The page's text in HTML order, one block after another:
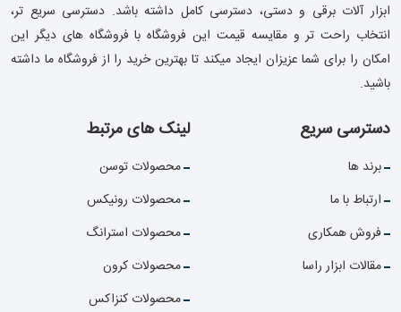
ابزار آلات برقی و دستی، دسترسی کامل داشته باشد. دسترسی سریع تر،
انتخاب راحت تر و مقایسه قیمت این فروشگاه با فروشگاه های دیگر این
امکان را برای شما عزیزان ایجاد میکند تا بهترین خرید را از فروشگاه ما داشته
باشید.
دسترسی سریع
برند ها
ارتباط با ما
فروش همکاری
مقالات ابزار راسا
لینک های مرتبط
محصولات توسن
محصولات رونیکس
محصولات استرانگ
محصولات کرون
محصولات کنزاکس